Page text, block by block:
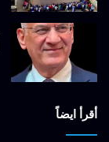
أقرأ ايضاً